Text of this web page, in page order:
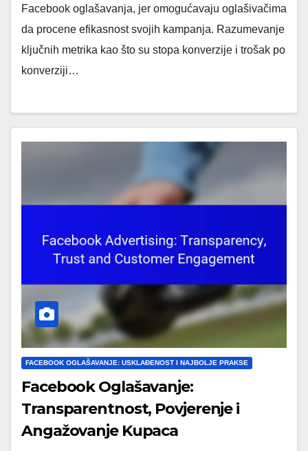
Facebook oglašavanja, jer omogućavaju oglašivačima
da procene efikasnost svojih kampanja. Razumevanje
ključnih metrika kao što su stopa konverzije i trošak po
konverziji…
FACEBOOK OGLAŠAVANJE: USKLAĐENOST I NAJBOLJE PRAKSE
Facebook Oglašavanje:
Transparentnost, Povjerenje i
Angažovanje Kupaca